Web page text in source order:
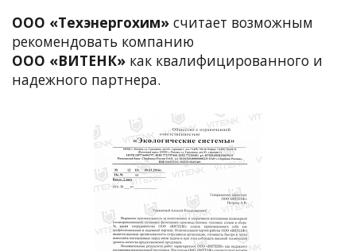
OOO «Техэнергохим» считает возможным
рекомендовать компанию
ООО «ВИТЕНК» как квалифицированного и
надежного партнера.